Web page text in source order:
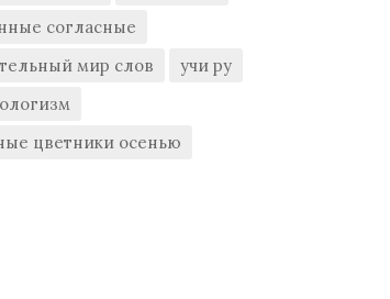
согласные
мир слов
учи ру
цветники осенью